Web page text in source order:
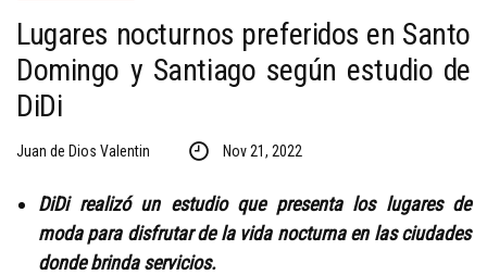
Lugares nocturnos preferidos en Santo
Domingo y Santiago según estudio de
DiDi
Juan de Dios Valentin Nov 21, 2022
DiDi realizó un estudio que presenta los lugares de
moda para disfrutar de la vida nocturna en las ciudades
donde brinda servicios.